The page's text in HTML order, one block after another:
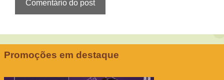
Promoções em destaque